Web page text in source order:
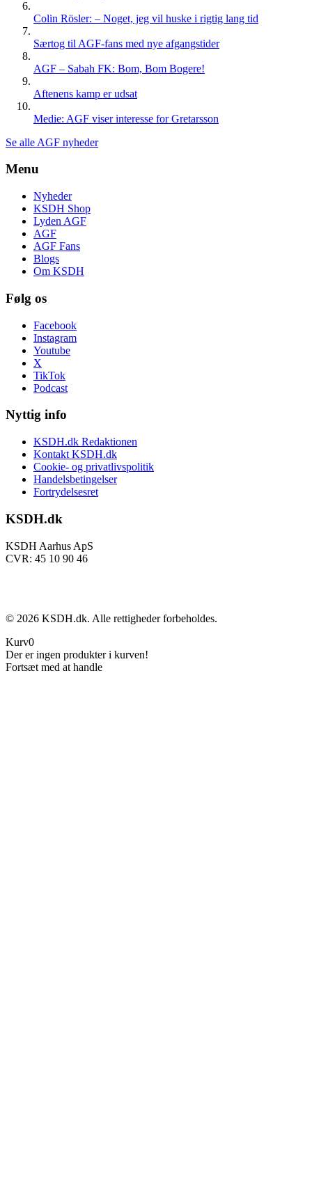
Colin Rösler: – Noget, jeg vil huske i rigtig lang tid
Særtog til AGF-fans med nye afgangstider
AGF – Sabah FK: Bom, Bom Bogere!
Aftenens kamp er udsat
Medie: AGF viser interesse for Gretarsson
Se alle AGF nyheder
Menu
Nyheder
KSDH Shop
Lyden AGF
AGF
AGF Fans
Blogs
Om KSDH
Følg os
Facebook
Instagram
Youtube
X
TikTok
Podcast
Nyttig info
KSDH.dk Redaktionen
Kontakt KSDH.dk
Cookie- og privatlivspolitik
Handelsbetingelser
Fortrydelsesret
KSDH.dk
KSDH Aarhus ApS
CVR: 45 10 90 46
© 2026 KSDH.dk. Alle rettigheder forbeholdes.
Kurv0
Der er ingen produkter i kurven!
Fortsæt med at handle